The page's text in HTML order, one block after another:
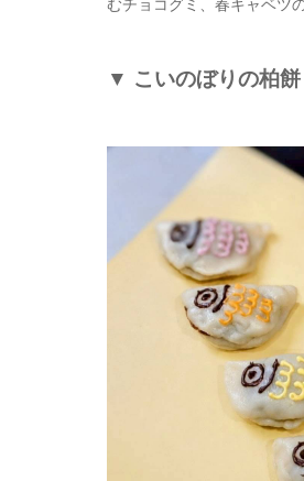
むチョコグミ、春キャベツ
▼ こいのぼりの柏餅